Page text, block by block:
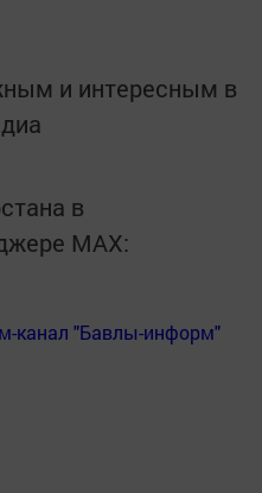
и интересным в
в
MАХ:
канал "Бавлы-информ"